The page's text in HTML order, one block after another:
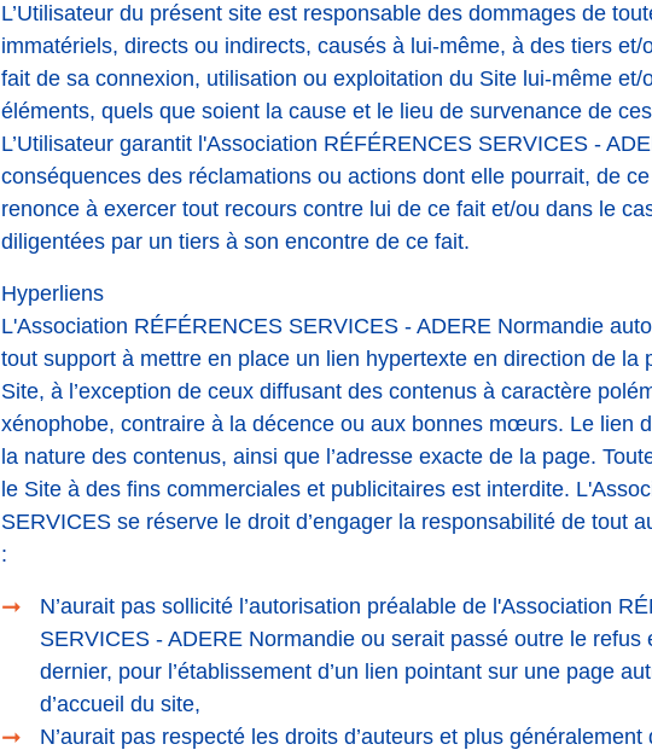
L’Utilisateur du présent site est responsable des dommages de
immatériels, directs ou indirects, causés à lui-même, à des tiers et/
fait de sa connexion, utilisation ou exploitation du Site lui-même et/
éléments, quels que soient la cause et le lieu de survenance de
L’Utilisateur garantit l'Association RÉFÉRENCES SERVICES -
conséquences des réclamations ou actions dont elle pourrait, de
renonce à exercer tout recours contre lui de ce fait et/ou dans le
diligentées par un tiers à son encontre de ce fait.
Hyperliens
L'Association RÉFÉRENCES SERVICES - ADERE Normandie
tout support à mettre en place un lien hypertexte en direction de la
Site, à l’exception de ceux diffusant des contenus à caractère
xénophobe, contraire à la décence ou aux bonnes mœurs. Le lien
la nature des contenus, ainsi que l’adresse exacte de la page.
le Site à des fins commerciales et publicitaires est interdite.
SERVICES se réserve le droit d’engager la responsabilité de tout
:
N’aurait pas sollicité l’autorisation préalable de l'Association
SERVICES - ADERE Normandie ou serait passé outre le refus
dernier, pour l’établissement d’un lien pointant sur une page
d’accueil du site,
N’aurait pas respecté les droits d’auteurs et plus généralement